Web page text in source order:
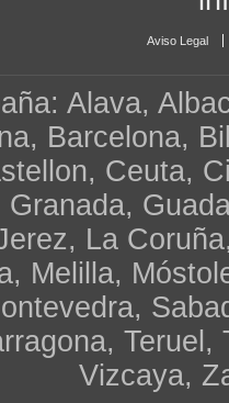
Aviso Legal
Alava,
Barcelona,
Ceuta,
La
Melilla,
Vizcaya,